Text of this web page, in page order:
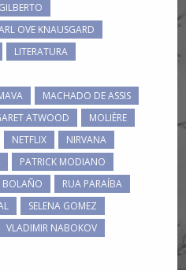
OVE KNAUSGARD
LITERATURA
MACHADO DE ASSIS
ATWOOD
MOLIÈRE
NETFLIX
NIRVANA
PATRICK MODIANO
BOLAÑO
RUA PARAÍBA
SELENA GOMEZ
VLADIMIR NABOKOV